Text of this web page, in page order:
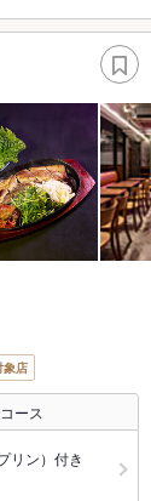
象店
コース
リン）付き